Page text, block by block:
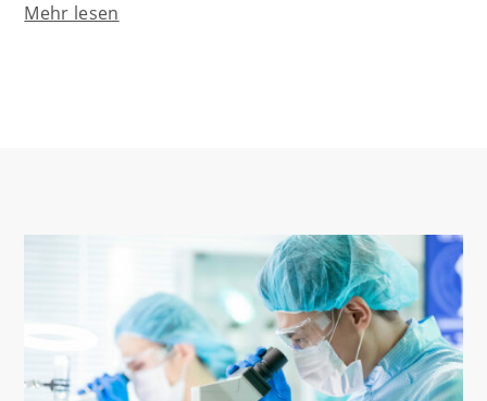
Mehr lesen